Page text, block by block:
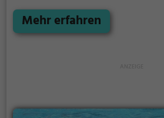
im Alpenbad Mautern in
seine Kosten. Bei gutem
Mehr erfahren